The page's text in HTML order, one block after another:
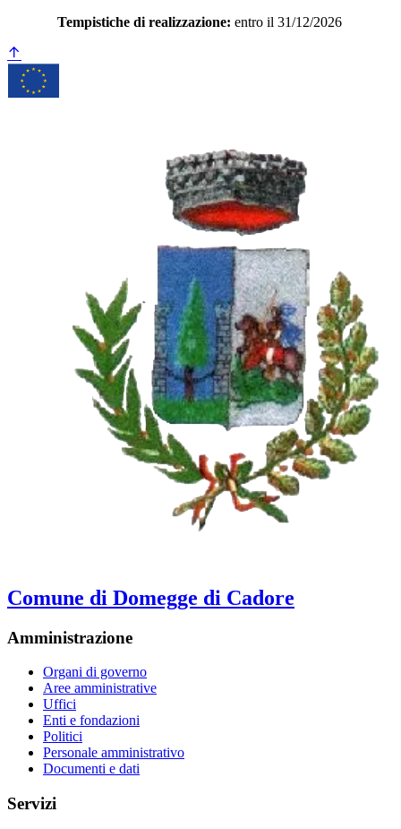
Tempistiche di realizzazione: entro il 31/12/2026
Comune di Domegge di Cadore
Amministrazione
Organi di governo
Aree amministrative
Uffici
Enti e fondazioni
Politici
Personale amministrativo
Documenti e dati
Servizi